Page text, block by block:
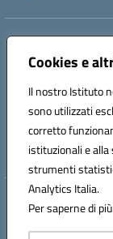
Cookies e
Il nostro Istituto
sono utilizzati
corretto
istituzionali e
strumenti
Analytics Italia.
Per saperne di
Indirizzo:
Centralino:
Codice fiscale:
Codice meccanografico:
Codice Indice delle